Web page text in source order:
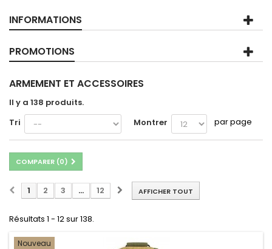
INFORMATIONS
PROMOTIONS
ARMEMENT ET ACCESSOIRES
Il y a 138 produits.
Tri
Montrer par page
COMPARER (0)
AFFICHER TOUT
1 2 3 ... 12
Résultats 1 - 12 sur 138.
Nouveau